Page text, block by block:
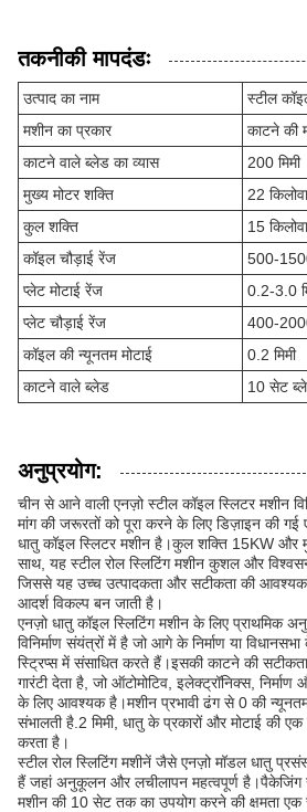
तकनीकी मापदंडः
उत्पाद का नाम
स्टील
मशीन का प्रकार
काटने की
काटने वाले ब्लेड का व्यास
200 मिमी
मुख्य मोटर शक्ति
22
कुल शक्ति
15
कॉइल चौड़ाई रेंज
500-
प्लेट मोटाई रेंज
0.2-3.0
प्लेट चौड़ाई रेंज
400-
कॉइल की न्यूनतम मोटाई
0.2 मिमी
काटने वाले ब्लेड
10 सेट
अनुप्रयोग:
चीन से आने वाली एनज़ो स्टील कॉइल स्लिटर मशीन
मांग की जरूरतों को पूरा करने के लिए डिज़ाइन की
धातु कॉइल स्लिटर मशीन है।कुल शक्ति 15KW और
साथ, यह स्टील रोल स्लिटिंग मशीन कुशल और
जिससे यह उच्च उत्पादकता और सटीकता की
आदर्श विकल्प बन जाती है।
एनज़ो धातु कॉइल स्लिटिंग मशीन के लिए प्राथमिक
विनिर्माण संयंत्रों में है जो आगे के निर्माण या
स्ट्रिप्स में संसाधित करते हैं।इसकी काटने की
गारंटी देता है, जो ऑटोमोटिव, इलेक्ट्रॉनिक्स, निर्माण
के लिए आवश्यक है।मशीन प्रभावी ढंग से 0 की
संभालती है.2 मिमी, धातु के प्रकारों और मोटाई की
करता है।
स्टील रोल स्लिटिंग मशीनें जैसे एनज़ो मॉडल धातु
हैं जहां अनुकूलन और लचीलापन महत्वपूर्ण है।पैकेजिंग
मशीन की 10 सेट तक का उपयोग करने की क्षमता